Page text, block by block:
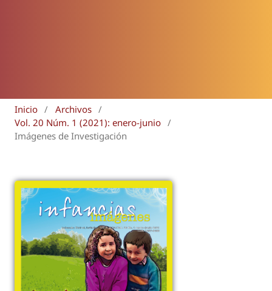
Inicio / Archivos /
Vol. 20 Núm. 1 (2021): enero-junio /
Imágenes de Investigación